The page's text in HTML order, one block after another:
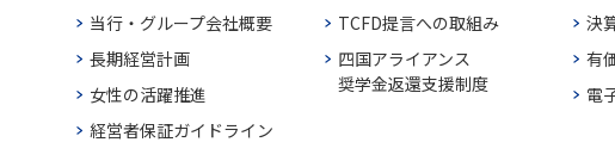
当行・グループ会社概要
長期経営計画
女性の活躍推進
経営者保証ガイドライン
TCFD提言への取組み
四国アライアンス
奨学金返還支援制度
決
有
電